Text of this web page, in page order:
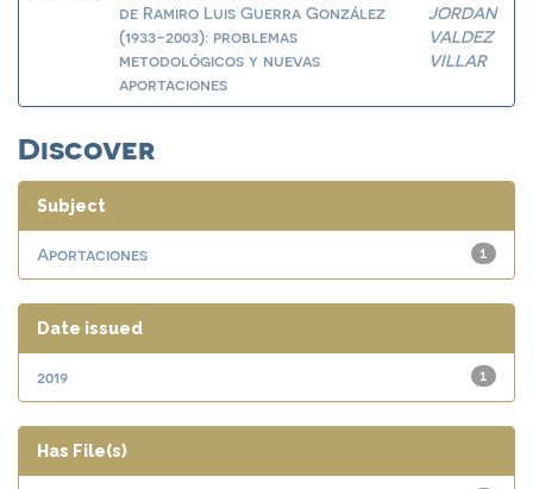
de Ramiro Luis Guerra González
(1933-2003): problemas
metodológicos y nuevas
aportaciones
JORDAN
VALDEZ
VILLAR
Discover
Subject
1
Aportaciones
Date issued
1
2019
Has File(s)